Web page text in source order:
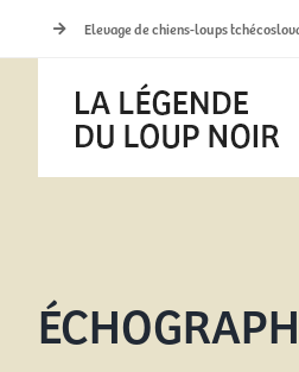
Elevage de chiens-loups